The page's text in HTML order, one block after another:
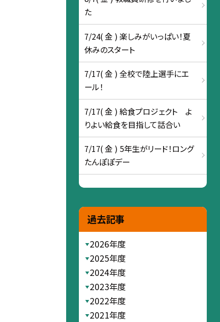
た
7/24( 金 ) 楽しみがいっぱい！夏
休みのスタート
7/17( 金 ) 全校で陸上選手にエ
ール！
7/17( 金 ) 給食プロジェクト よ
りよい給食を目指して話合い
7/17( 金 ) 5年生がリード！ロング
たんぽぽデー
過去記事
2026年度
2025年度
2024年度
2023年度
2022年度
2021年度